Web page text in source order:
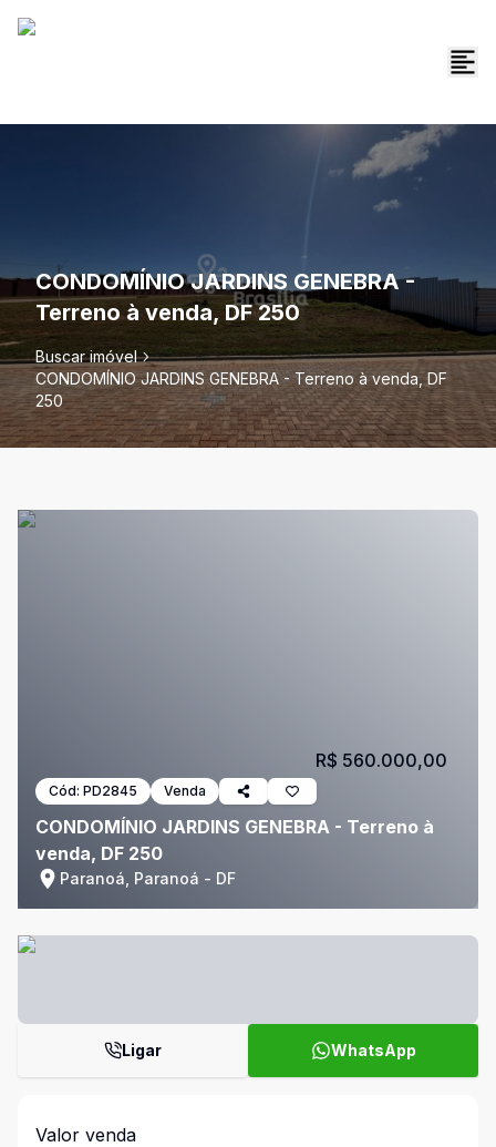
CONDOMÍNIO JARDINS GENEBRA -
Terreno à venda, DF 250
Buscar imóvel
CONDOMÍNIO JARDINS GENEBRA - Terreno à venda, DF
250
Cód: PD2845 Venda
CONDOMÍNIO JARDINS GENEBRA - Terreno à
venda, DF 250
Paranoá, Paranoá - DF
R$ 560.000,00
Ligar WhatsApp
Valor venda